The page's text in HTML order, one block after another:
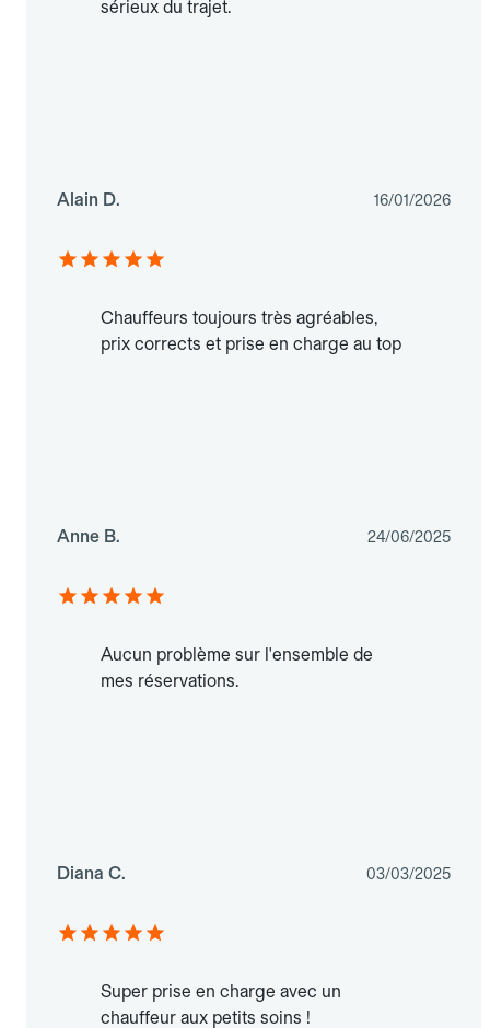
sérieux du trajet.
Alain D. 16/01/2026
Chauffeurs toujours très agréables,
prix corrects et prise en charge au top
Anne B. 24/06/2025
Aucun problème sur l'ensemble de
mes réservations.
Diana C. 03/03/2025
Super prise en charge avec un
chauffeur aux petits soins !